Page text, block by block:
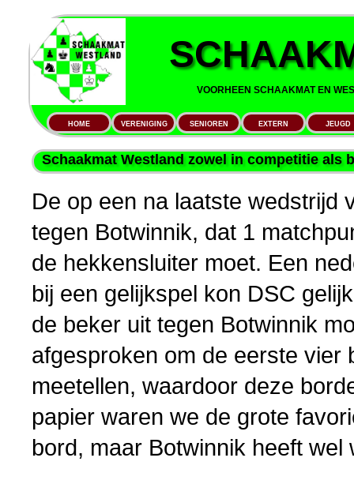
VOORHEEN SCHAAKMAT EN
HOME VERENIGING SENIOREN EXTERN JEUGD
Schaakmat Westland zowel in competitie als
De op een na laatste wedstrijd
tegen Botwinnik, dat 1
de hekkensluiter moet. Een
bij een gelijkspel kon DSC
de beker uit tegen Botwinnik
afgesproken om de eerste vier
meetellen, waardoor deze
papier waren we de grote
bord, maar Botwinnik heeft wel